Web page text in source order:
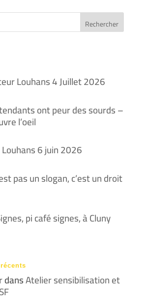
Louhans 4 Juillet 2026
ont peur des sourds –
l’oeil
6 juin 2026
pas un slogan, c’est un droit
pi café signes, à Cluny
dansAtelier sensibilisation et